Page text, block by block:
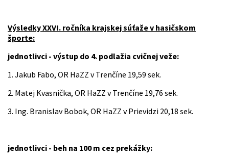
Výsledky XXVI. ročníka krajskej súťaže v hasičskom
športe:
jednotlivci - výstup do 4. podlažia cvičnej veže:
1. Jakub Fabo, OR HaZZ v Trenčíne 19,59 sek.
2. Matej Kvasnička, OR HaZZ v Trenčíne 19,76 sek.
3. Ing. Branislav Bobok, OR HaZZ v Prievidzi 20,18 sek.
jednotlivci - beh na 100 m cez prekážky: